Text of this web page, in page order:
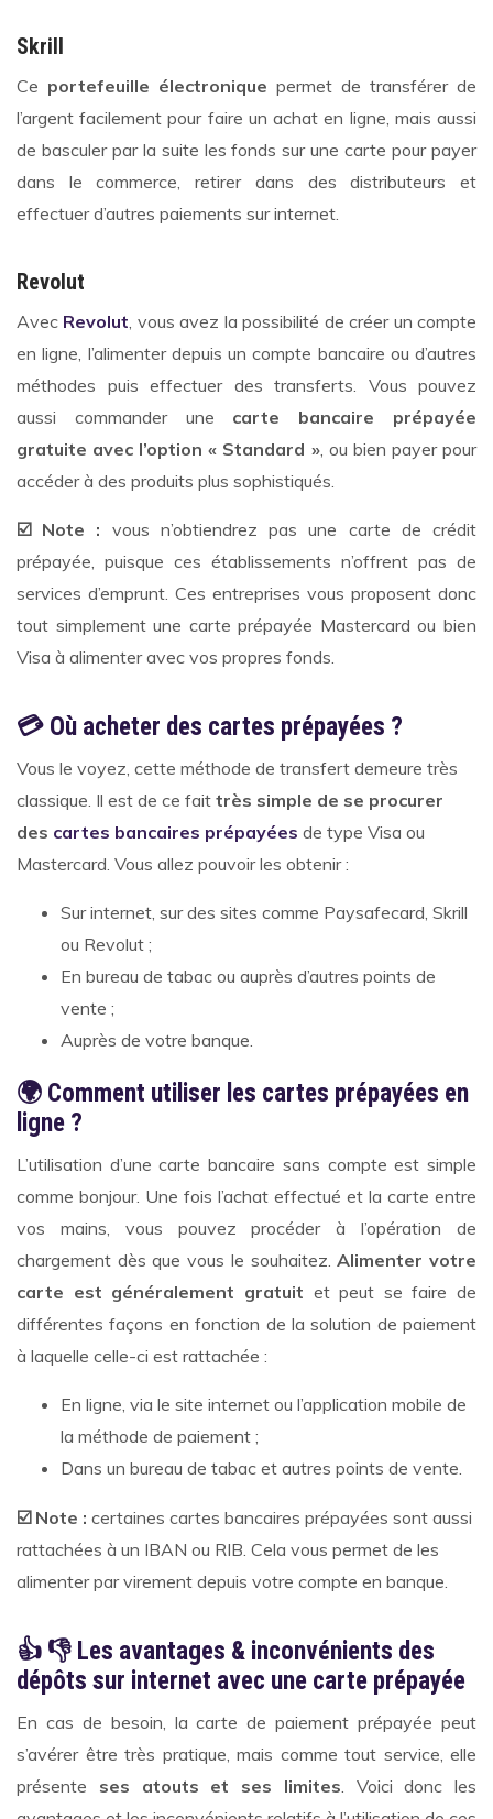
Skrill
Ce portefeuille électronique permet de transférer de
l’argent facilement pour faire un achat en ligne, mais aussi
de basculer par la suite les fonds sur une carte pour payer
dans le commerce, retirer dans des distributeurs et
effectuer d’autres paiements sur internet.
Revolut
Avec Revolut , vous avez la possibilité de créer un compte
en ligne, l’alimenter depuis un compte bancaire ou d’autres
méthodes puis effectuer des transferts. Vous pouvez
aussi commander une carte bancaire prépayée
gratuite avec l’option « Standard », ou bien payer pour
accéder à des produits plus sophistiqués.
☑️ Note : vous n’obtiendrez pas une carte de crédit
prépayée, puisque ces établissements n’offrent pas de
services d’emprunt. Ces entreprises vous proposent donc
tout simplement une carte prépayée Mastercard ou bien
Visa à alimenter avec vos propres fonds.
💳 Où acheter des cartes prépayées ?
Vous le voyez, cette méthode de transfert demeure très
classique. Il est de ce fait très simple de se procurer
des cartes bancaires prépayées de type Visa ou
Mastercard. Vous allez pouvoir les obtenir :
Sur internet, sur des sites comme Paysafecard, Skrill
ou Revolut ;
En bureau de tabac ou auprès d’autres points de
vente ;
Auprès de votre banque.
🌍 Comment utiliser les cartes prépayées en
ligne ?
L’utilisation d’une carte bancaire sans compte est simple
comme bonjour. Une fois l’achat effectué et la carte entre
vos mains, vous pouvez procéder à l’opération de
chargement dès que vous le souhaitez.Alimenter votre
carte est généralement gratuit et peut se faire de
différentes façons en fonction de la solution de paiement
à laquelle celle-ci est rattachée :
En ligne, via le site internet ou l’application mobile de
la méthode de paiement ;
Dans un bureau de tabac et autres points de vente.
☑️ Note : certaines cartes bancaires prépayées sont aussi
rattachées à un IBAN ou RIB. Cela vous permet de les
alimenter par virement depuis votre compte en banque.
👍 👎 Les avantages & inconvénients des
dépôts sur internet avec une carte prépayée
En cas de besoin, la carte de paiement prépayée peut
s’avérer être très pratique, mais comme tout service, elle
présente ses atouts et ses limites . Voici donc les